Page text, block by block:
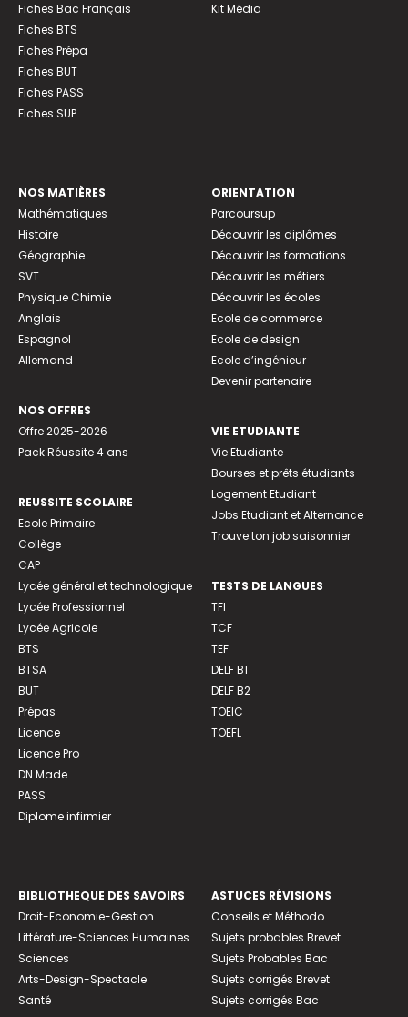
Fiches Bac Français
Fiches BTS
Fiches Prépa
Fiches BUT
Fiches PASS
Fiches SUP
Kit Média
NOS MATIÈRES
Mathématiques
Histoire
Géographie
SVT
Physique Chimie
Anglais
Espagnol
Allemand
NOS OFFRES
Offre 2025-2026
Pack Réussite 4 ans
REUSSITE SCOLAIRE
Ecole Primaire
Collège
CAP
Lycée général et technologique
Lycée Professionnel
Lycée Agricole
BTS
BTSA
BUT
Prépas
Licence
Licence Pro
DN Made
PASS
Diplome infirmier
ORIENTATION
Parcoursup
Découvrir les diplômes
Découvrir les formations
Découvrir les métiers
Découvrir les écoles
Ecole de commerce
Ecole de design
Ecole d’ingénieur
Devenir partenaire
VIE ETUDIANTE
Vie Etudiante
Bourses et prêts étudiants
Logement Etudiant
Jobs Etudiant et Alternance
Trouve ton job saisonnier
TESTS DE LANGUES
TFI
TCF
TEF
DELF B1
DELF B2
TOEIC
TOEFL
BIBLIOTHEQUE DES SAVOIRS
Droit-Economie-Gestion
Littérature-Sciences Humaines
Sciences
Arts-Design-Spectacle
Santé
ASTUCES RÉVISIONS
Conseils et Méthodo
Sujets probables Brevet
Sujets Probables Bac
Sujets corrigés Brevet
Sujets corrigés Bac